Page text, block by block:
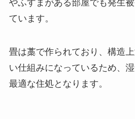
やふすまがある部屋でも発生
ています。
畳は藁で作られており、構造
い仕組みになっているため、
最適な住処となります。